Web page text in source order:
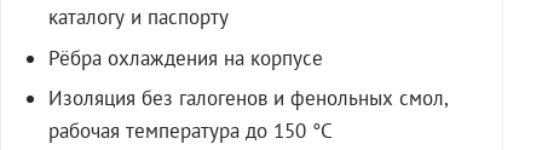
каталогу и паспорту
Рёбра охлаждения на корпусе
Изоляция без галогенов и фенольных смол,
рабочая температура до 150 °C